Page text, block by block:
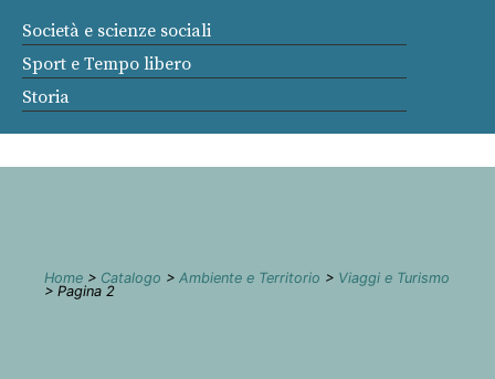
Società e scienze sociali
Sport e Tempo libero
Storia
Home > Catalogo > Ambiente e Territorio > Viaggi e Turismo
> Pagina 2